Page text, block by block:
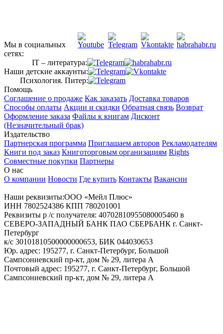
Мы в социальных
сетях:
IT – литература:
Наши детские аккаунты:
Психология. Питер:
Помощь
Соглашение о продаже Как заказать Доставка товаров
Способы оплаты Акции и скидки Обратная связь Возврат
Оформление заказа Файлы к книгам Дисконт
(Незначительный брак)
Издательство
Партнерская программа Приглашаем авторов Рекламодателям
Книги под заказ Книготорговым организациям Rights
Совместные покупки Партнеры
О нас
О компании Новости Где купить Контакты Вакансии
Наши реквизиты:ООО «Мейл Плюс»
ИНН 7802524386 КПП 780201001
Реквизиты р /с получателя: 40702810955080005460 в
СЕВЕРО-ЗАПАДНЫЙ БАНК ПАО СБЕРБАНК г. Санкт-
Петербург
к/с 30101810500000000653, БИК 044030653
Юр. адрес: 195277, г. Санкт-Петербург, Большой
Сампсониевский пр-кт, дом № 29, литера А
Почтовый адрес: 195277, г. Санкт-Петербург, Большой
Сампсониевский пр-кт, дом № 29, литера А